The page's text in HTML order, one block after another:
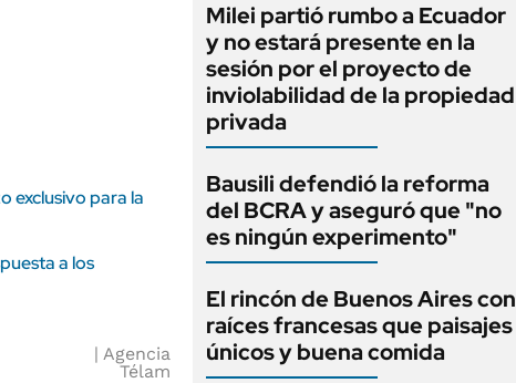
exclusivo para la
a los
Agencia
Télam
Milei partió rumbo a Ecuador
y no estará presente en la
sesión por el proyecto de
inviolabilidad de la propiedad
privada
Bausili defendió la reforma
del BCRA y aseguró que "no
es ningún experimento"
El rincón de Buenos Aires con
raíces francesas que paisajes
únicos y buena comida